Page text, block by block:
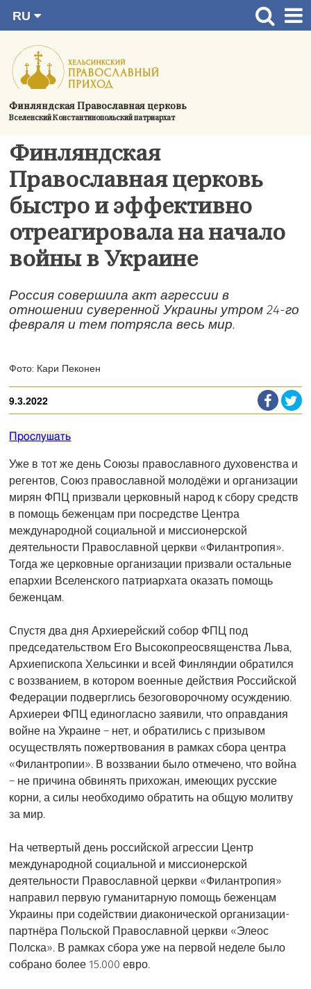
содержимому
Финляндская Православная церковь
Вселенский Константинопольский патриархат
RU
SV
EN
UA
Главная страница
Актуальное
Україна
О приходе
Контактная информация
Финляндская
Православная церковь
быстро и эффективно
отреагировала на начало
войны в Украине
Россия совершила акт агрессии в
отношении суверенной Украины утром 24-го
февраля и тем потрясла весь мир.
Фото: Кари Пеконен
9.3.2022
Прослушать
Уже в тот же день Союзы православного духовенства и
регентов, Союз православной молодёжи и организации
мирян ФПЦ призвали церковный народ к сбору средств
в помощь беженцам при посредстве Центра
международной социальной и миссионерской
деятельности Православной церкви «Филантропия».
Тогда же церковные организации призвали остальные
епархии Вселенского патриархата оказать помощь
беженцам.
Спустя два дня Архиерейский собор ФПЦ под
председательством Его Высокопреосвященства Льва,
Архиепископа Хельсинки и всей Финляндии обратился
с воззванием, в котором военные действия Российской
Федерации подверглись безоговорочному осуждению.
Архиереи ФПЦ единогласно заявили, что оправдания
войне на Украине – нет, и обратились с призывом
осуществлять пожертвования в рамках сбора центра
«Филантропии». В воззвании было отмечено, что война
– не причина обвинять прихожан, имеющих русские
корни, а силы необходимо обратить на общую молитву
за мир.
На четвертый день российской агрессии Центр
международной социальной и миссионерской
деятельности Православной церкви «Филантропия»
направил первую гуманитарную помощь беженцам
Украины при содействии диаконической организации-
партнёра Польской Православной церкви «Элеос
Полска». В рамках сбора уже на первой неделе было
собрано более 15.000 евро.